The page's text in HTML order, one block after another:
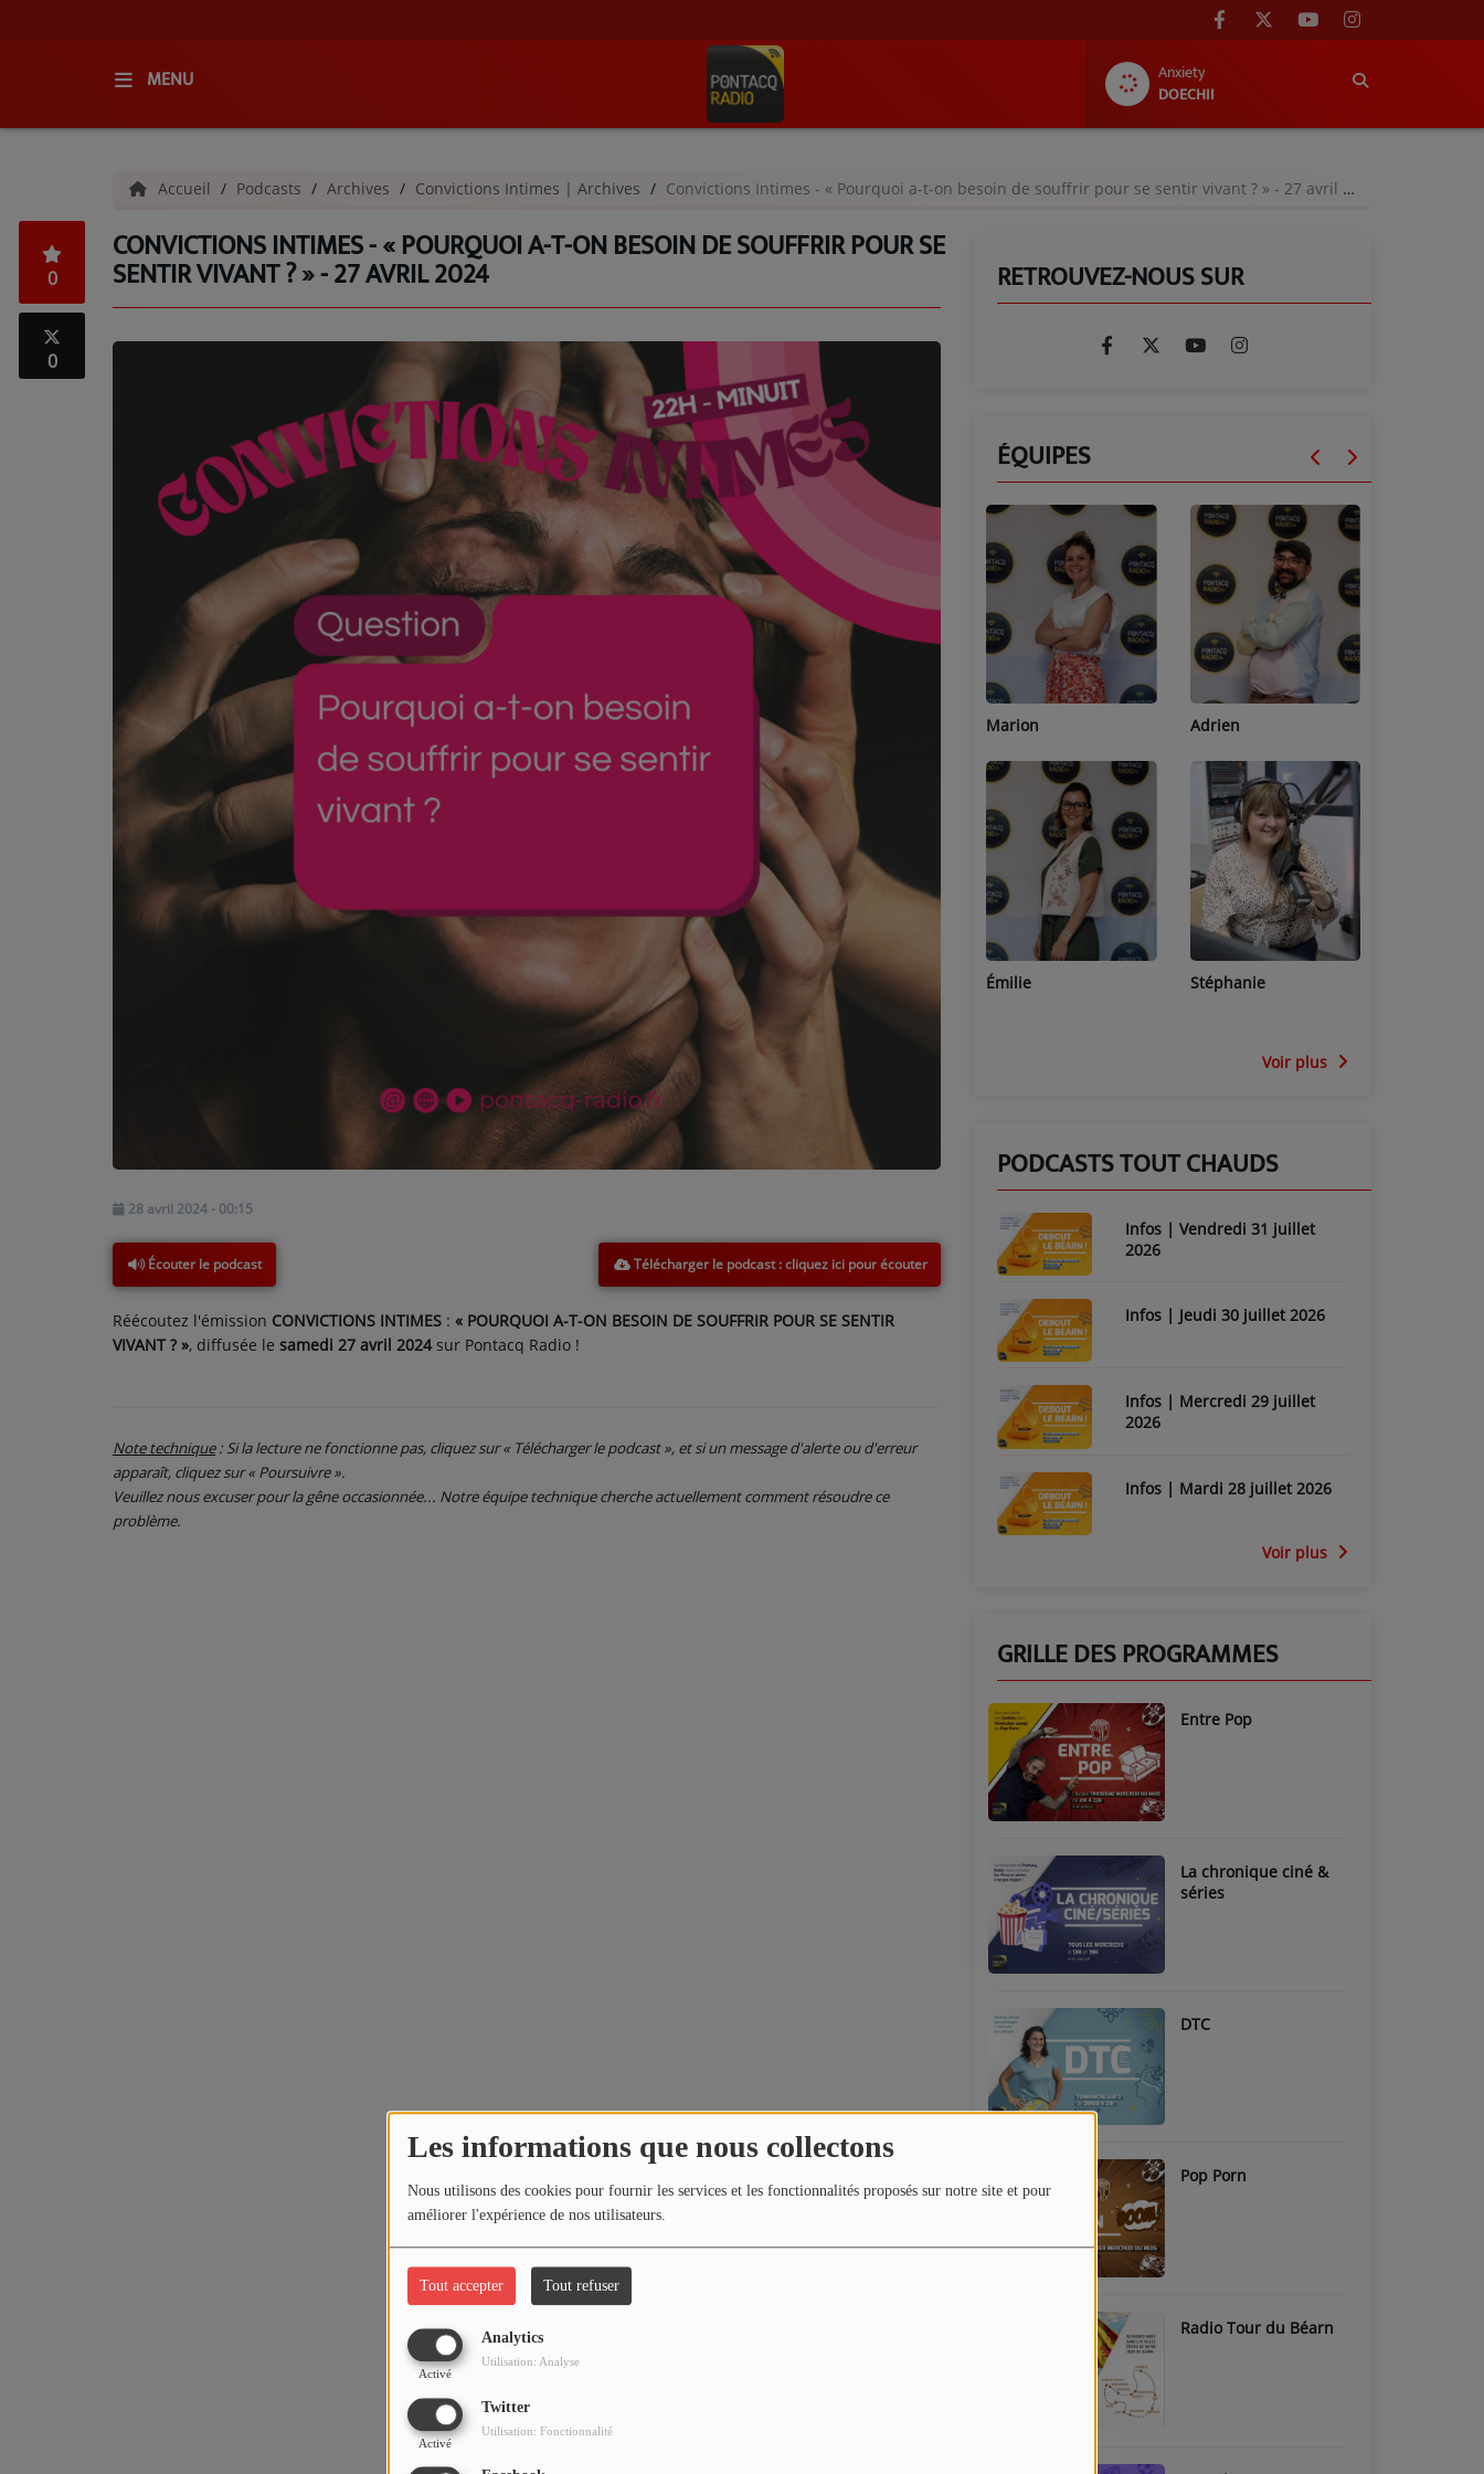
Les informations que nous collectons
Nous utilisons des cookies pour fournir les services et les fonctionnalités proposés sur notre site et pour
améliorer l'expérience de nos utilisateurs.
Tout accepter Tout refuser
Analytics
Activé
Utilisation: Analyse
Twitter
Activé
Utilisation: Fonctionnalité
MENU
Anxiety
DOECHII
QUI SOMMES-NOUS ?
GRILLE DES PROGRAMMES
C'ÉTAIT QUOI CE TITRE ?
PODCASTS - SAISON 2026/2027
NOS PROGRAMMES COURTS
ARCHIVES - SAISONS PASSÉES
ANNONCEURS & ESPACE PRO
VOTRE PUBLICITÉ SUR PONTACQ RADIO
LOCATION DE STUDIOS
ÉDUCATION AUX MÉDIAS ET À
CRÉATIONS AUDIOVISUELLES
VIDÉOS | L’ŒIL DE L'OIE
PARTENAIRES
Accueil Podcasts Archives Convictions Intimes | Archives Convictions Intimes - « Pourquoi a-t-on besoin de souffrir pour se sentir vivant ? » - 27 avril 2024
CONVICTIONS INTIMES - « POURQUOI A-T-ON BESOIN DE SOUFFRIR POUR SE
SENTIR VIVANT ? » - 27 AVRIL 2024
0
0
28 avril 2024 - 00:15
Écouter le podcast Télécharger le podcast
Réécoutez l'émission CONVICTIONS INTIMES : « POURQUOI A-T-ON BESOIN DE SOUFFRIR POUR SE SENTIR
VIVANT ? », diffusée le samedi 27 avril 2024sur Pontacq Radio !
Note technique: Si la lecture ne fonctionne pas, cliquez sur « Télécharger le podcast », et si un message d'alerte ou d'erreur
apparaît, cliquez sur « Poursuivre ».
Veuillez nous excuser pour la gêne occasionnée... Notre équipe technique cherche actuellement comment résoudre ce
problème.
RETROUVEZ-NOUS SUR
ÉQUIPES
Marion
Émilie
Adrien
Stéphanie
Lucas
Jean-Michel
Voir plus
PODCASTS TOUT CHAUDS
Infos | Vendredi 31 juillet
2026
Infos | Jeudi 30 juillet 2026
Infos | Mercredi 29 juillet
2026
Infos | Mardi 28 juillet 2026
Voir plus
GRILLE DES PROGRAMMES
Entre Pop
La chronique ciné &
séries
DTC
Pop Porn
Radio Tour du Béarn